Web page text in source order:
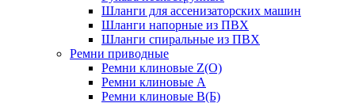
Шланги для ассенизаторских машин
Шланги напорные из ПВХ
Шланги спиральные из ПВХ
Ремни приводные
Ремни клиновые Z(О)
Ремни клиновые А
Ремни клиновые В(Б)